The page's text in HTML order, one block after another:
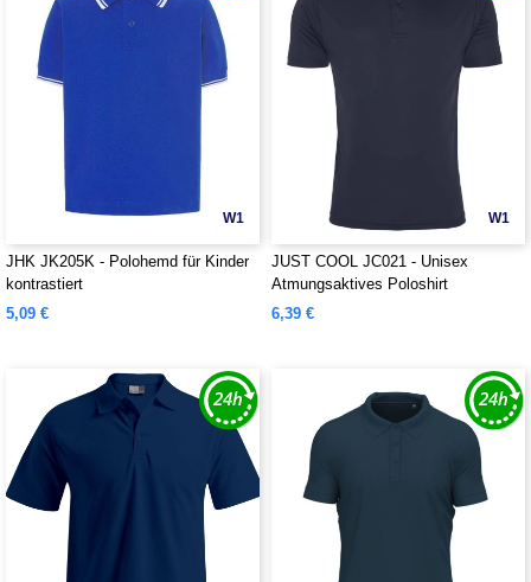
W1
JHK JK205K - Polohemd für Kinder
kontrastiert
5,09 €
W1
JUST COOL JC021 - Unisex
Atmungsaktives Poloshirt
6,39 €